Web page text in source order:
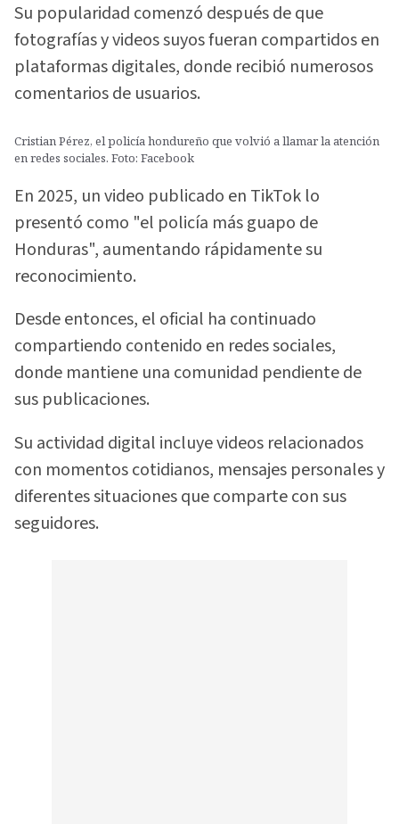
Su popularidad comenzó después de que
fotografías y videos suyos fueran compartidos en
plataformas digitales, donde recibió numerosos
comentarios de usuarios.
Cristian Pérez, el policía hondureño que volvió a llamar la atención
en redes sociales. Foto: Facebook
En 2025, un video publicado en TikTok lo
presentó como "el policía más guapo de
Honduras", aumentando rápidamente su
reconocimiento.
Desde entonces, el oficial ha continuado
compartiendo contenido en redes sociales,
donde mantiene una comunidad pendiente de
sus publicaciones.
Su actividad digital incluye videos relacionados
con momentos cotidianos, mensajes personales y
diferentes situaciones que comparte con sus
seguidores.